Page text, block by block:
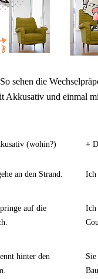
sehen die
Akkusativ und einmal
(wohin?) +
an den Strand. Ich
auf die
Ich
hinter den